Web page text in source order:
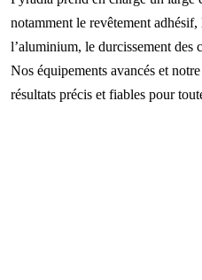
notamment le revêtement
l’aluminium, le durcissement des
Nos équipements avancés et
résultats précis et fiables pour